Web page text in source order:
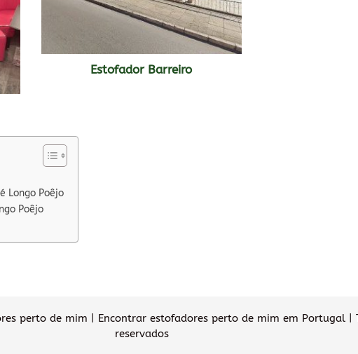
Estofador Barreiro
Longo Poêjo
Poêjo
perto de mim | Encontrar estofadores perto de mim em Portugal |
reservados